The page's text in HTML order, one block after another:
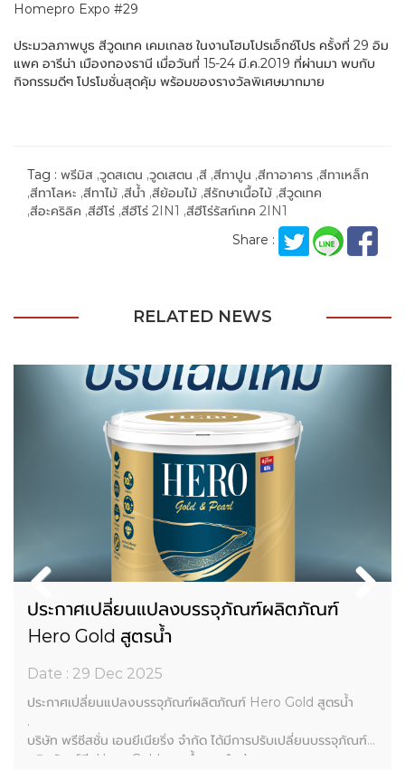
Homepro Expo #29
ประมวลภาพบูธ สีวูดเทค เคมเกลซ ในงานโฮมโปรเอ็กซ์โปร ครั้งที่ 29 อิม
แพค อารีน่า เมืองทองธานี เมื่อวันที่ 15-24 มี.ค.2019 ที่ผ่านมา พบกับ
กิจกรรมดีๆ โปรโมชั่นสุดคุ้ม พร้อมของรางวัลพิเศษมากมาย
Tag : พรีมิส วูดสเตน วูดเสตน สี สีทาปูน สีทาอาคาร สีทาเหล็ก
สีทาโลหะ สีทาไม้ สีน้ำ สีย้อมไม้ สีรักษาเนื้อไม้ สีวูดเทค
สีอะคริลิค สีฮีโร่ สีฮีโร่ 2IN1 สีฮีโร่รัสท์เทค 2IN1
Share :
RELATED NEWS
ประกาศเปลี่ยนแปลงบรรจุภัณฑ์ผลิตภัณฑ์
Hero Gold สูตรน้ำ
Date : 29 Dec 2025
ประกาศเปลี่ยนแปลงบรรจุภัณฑ์ผลิตภัณฑ์ Hero Gold สูตรน้ำ
.
บริษัท พรีซีสชั่น เอนยีเนียริ่ง จำกัด ได้มีการปรับเปลี่ยนบรรจุภัณฑ์
ผลิตภัณฑ์สี Hero Gold สูตรน้ำ แบบใหม่